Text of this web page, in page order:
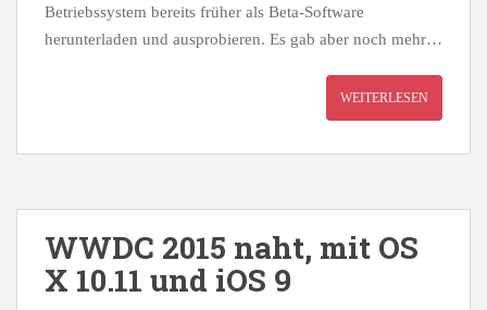
Betriebssystem bereits früher als Beta-Software
herunterladen und ausprobieren. Es gab aber noch mehr…
WEITERLESEN
WWDC 2015 naht, mit OS
X 10.11 und iOS 9